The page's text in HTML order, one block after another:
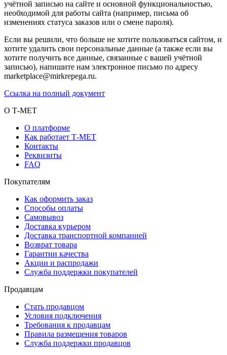
учётной записью на сайте и основной функциональностью,
необходимой для работы сайта (например, письма об
изменениях статуса заказов или о смене пароля).
Если вы решили, что больше не хотите пользоваться сайтом, и
хотите удалить свои персональные данные (а также если вы
хотите получить все данные, связанные с вашей учётной
записью), напишите нам электронное письмо по адресу
marketplace@mirkrepega.ru.
Ссылка на полный документ
О Т-МЕТ
О платформе
Как работает Т-МЕТ
Контакты
Реквизиты
FAQ
Покупателям
Как оформить заказ
Способы оплаты
Самовывоз
Доставка курьером
Доставка транспортной компанией
Возврат товара
Гарантии качества
Акции и распродажи
Служба поддержки покупателей
Продавцам
Стать продавцом
Условия подключения
Требования к продавцам
Правила размещения товаров
Служба поддержки продавцов